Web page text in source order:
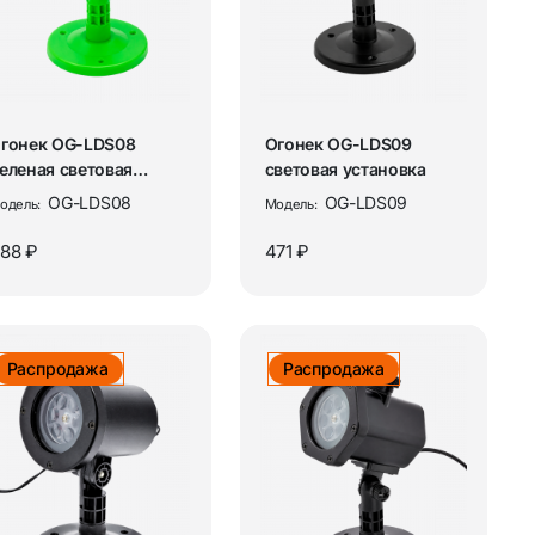
Аудиокабели и переходники
Разъёмы и переходники ТВ / RF
Рации и аксессуары
Аксессуары для раций
Аромадиффузоры и освежители
Бытовая техника и аксессуары
OG-LDS08
световая
OG-LDS08
₽
Огонек OG-LDS09
световая установка
Модель: OG-LDS09
471 ₽
Распродажа Распродажа